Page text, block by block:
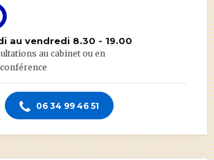
au vendredi 8.30 - 19.00
au cabinet ou en
06 34 99 46 51